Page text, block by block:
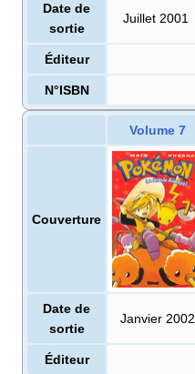
Date de
sortie
Juillet 2001
Éditeur
N°ISBN
Volume 7
Couverture
Date de
sortie
Janvier 2002
Éditeur